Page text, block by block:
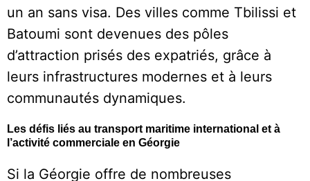
un an sans visa. Des villes comme Tbilissi et
Batoumi sont devenues des pôles
d’attraction prisés des expatriés, grâce à
leurs infrastructures modernes et à leurs
communautés dynamiques.
Les défis liés au transport maritime international et à
l’activité commerciale en Géorgie
Si la Géorgie offre de nombreuses